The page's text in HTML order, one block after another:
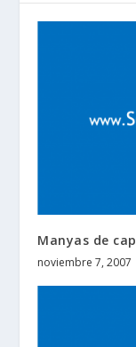
Manyas de
noviembre 7, 2007